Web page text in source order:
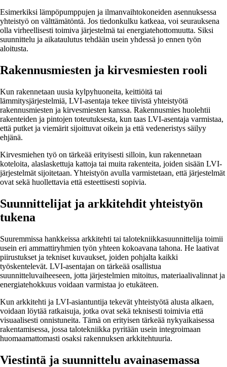
Esimerkiksi lämpöpumppujen ja ilmanvaihtokoneiden asennuksessa
yhteistyö on välttämätöntä. Jos tiedonkulku katkeaa, voi seurauksena
olla virheellisesti toimiva järjestelmä tai energiatehottomuutta. Siksi
suunnittelu ja aikataulutus tehdään usein yhdessä jo ennen työn
aloitusta.
Rakennusmiesten ja kirvesmiesten rooli
Kun rakennetaan uusia kylpyhuoneita, keittiöitä tai
lämmitysjärjestelmiä, LVI-asentaja tekee tiivistä yhteistyötä
rakennusmiesten ja kirvesmiesten kanssa. Rakennusmies huolehtii
rakenteiden ja pintojen toteutuksesta, kun taas LVI-asentaja varmistaa,
että putket ja viemärit sijoittuvat oikein ja että vedeneristys säilyy
ehjänä.
Kirvesmiehen työ on tärkeää erityisesti silloin, kun rakennetaan
koteloita, alaslaskettuja kattoja tai muita rakenteita, joiden sisään LVI-
järjestelmät sijoitetaan. Yhteistyön avulla varmistetaan, että järjestelmät
ovat sekä huollettavia että esteettisesti sopivia.
Suunnittelijat ja arkkitehdit yhteistyön
tukena
Suuremmissa hankkeissa arkkitehti tai talotekniikkasuunnittelija toimii
usein eri ammattiryhmien työn yhteen kokoavana tahona. He laativat
piirustukset ja tekniset kuvaukset, joiden pohjalta kaikki
työskentelevät. LVI-asentajan on tärkeää osallistua
suunnitteluvaiheeseen, jotta järjestelmien mitoitus, materiaalivalinnat ja
energiatehokkuus voidaan varmistaa jo etukäteen.
Kun arkkitehti ja LVI-asiantuntija tekevät yhteistyötä alusta alkaen,
voidaan löytää ratkaisuja, jotka ovat sekä teknisesti toimivia että
visuaalisesti onnistuneita. Tämä on erityisen tärkeää nykyaikaisessa
rakentamisessa, jossa talotekniikka pyritään usein integroimaan
huomaamattomasti osaksi rakennuksen arkkitehtuuria.
Viestintä ja suunnittelu avainasemassa